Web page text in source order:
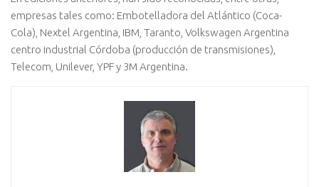
empresas tales como: Embotelladora del Atlántico (Coca-
Cola), Nextel Argentina, IBM, Taranto, Volkswagen Argentina
centro industrial Córdoba (producción de transmisiones),
Telecom, Unilever, YPF y 3M Argentina.